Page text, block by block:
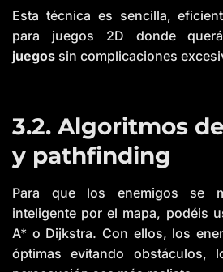
Esta técnica es sencilla,
para juegos 2D donde
juegos sin complicaciones
3.2. Algoritmos
y pathfinding
Para que los enemigos se
inteligente por el mapa, podéis
A* o Dijkstra. Con ellos, los
óptimas evitando obstáculos,